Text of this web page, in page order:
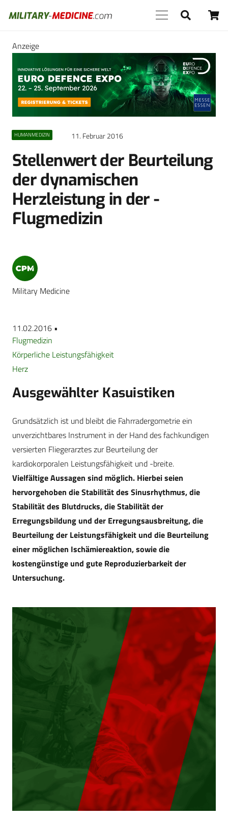
Anzeige
HUMANMEDIZIN 11. Februar 2016
Stellenwert der Beurteilung
der ­dynamischen
Herzleistung in der ­
Flugmedizin
Military Medicine
11.02.2016 •
Flugmedizin
Körperliche Leistungsfähigkeit
Herz
Ausgewählter Kasuistiken
Grundsätzlich ist und bleibt die Fahrradergometrie ein
unverzichtbares Instrument in der Hand des fachkundigen
versierten Fliegerarztes zur Beurteilung der
kardiokorporalen Leistungsfähigkeit und -breite.
Vielfältige Aussagen sind möglich. Hierbei seien
hervorgehoben die Stabilität des Sinusrhythmus, die
Stabilität des Blutdrucks, die Stabilität der
Erregungsbildung und der Erregungsausbreitung, die
Beurteilung der Leistungsfähigkeit und die Beurteilung
einer möglichen Ischämiereaktion, sowie die
kostengünstige und gute Reproduzierbarkeit der
Untersuchung.